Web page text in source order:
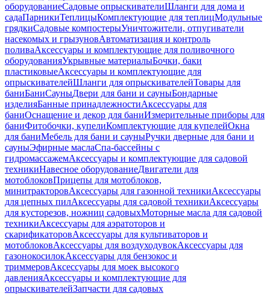
оборудованиеСадовые опрыскивателиШланги для дома и
садаПарникиТеплицыКомплектующие для теплицМодульные
грядкиСадовые компостерыУничтожители, отпугиватели
насекомых и грызуновАвтоматизация и контроль
поливаАксессуары и комплектующие для поливочного
оборудованияУкрывные материалыБочки, баки
пластиковыеАксессуары и комплектующие для
опрыскивателейШланги для опрыскивателейТовары для
баниБаниСауныДвери для бани и сауныБондарные
изделияБанные принадлежностиАксессуары для
баниОснащение и декор для баниИзмерительные приборы для
баниФитобочки, купелиКомплектующие для купелейОкна
для баниМебель для бани и сауныРучки дверные для бани и
сауныЭфирные маслаСпа-бассейны с
гидромассажемАксессуары и комплектующие для садовой
техникиНавесное оборудованиеДвигатели для
мотоблоковПрицепы для мотоблоков,
минитракторовАксессуары для газонной техникиАксессуары
для цепных пилАксессуары для садовой техникиАксессуары
для кусторезов, ножниц садовыхМоторные масла для садовой
техникиАксессуары для аэратоторов и
скарификаторовАксессуары для культиваторов и
мотоблоковАксессуары для воздуходувокАксессуары для
газонокосилокАксессуары для бензокос и
триммеровАксессуары для моек высокого
давленияАксессуары и комплектующие для
опрыскивателейЗапчасти для садовых